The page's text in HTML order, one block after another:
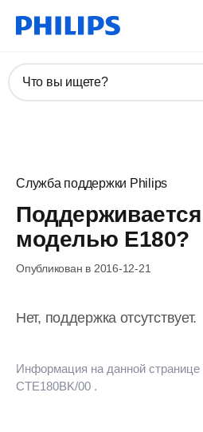
Что вы ищете?
Служба поддержки Philips
моделью E180?
Опубликован в 2016-12-21
Нет, поддержка отсутствует.
Информация на данной странице
CTE180BK/00 .